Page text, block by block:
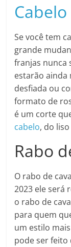
Se você tem
grande
franjas nunca
estarão ainda
desfiada ou
formato de
é um corte
cabelo, do
Rabo
O rabo de
2023 ele será
o rabo de
para quem
um estilo
pode ser feito